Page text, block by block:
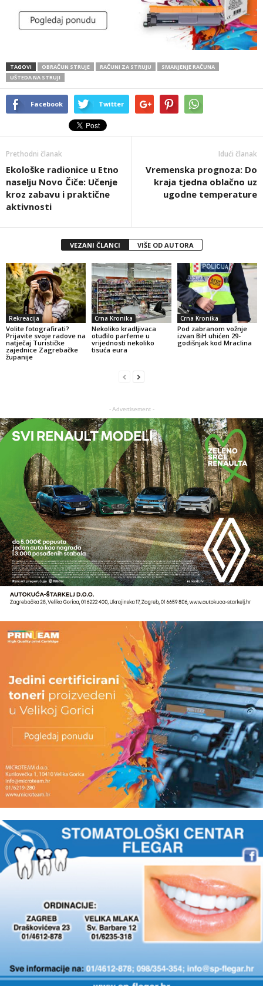
TAGOVI OBRAČUN STRUJE RAČUNI ZA STRUJU
SMANJENJE RAČUNA
UŠTEDA NA STRUJI
Facebook Twitter
Prethodni članak
Ekološke radionice u Etno
naselju Novo Čiče: Učenje
kroz zabavu i praktične
aktivnosti
Idući članak
Vremenska prognoza: Do
kraja tjedna oblačno uz
ugodne temperature
VEZANI ČLANCI VIŠE OD AUTORA
Rekreacija
Volite fotografirati?
Prijavite svoje radove na
natječaj Turističke
zajednice Zagrebačke
županije
Crna Kronika
Nekoliko kradljivaca
otuđilo parfeme u
vrijednosti nekoliko
tisuća eura
Crna Kronika
Pod zabranom vožnje
izvan BiH uhićen 29-
godišnjak kod Mraclina
- Advertisement -